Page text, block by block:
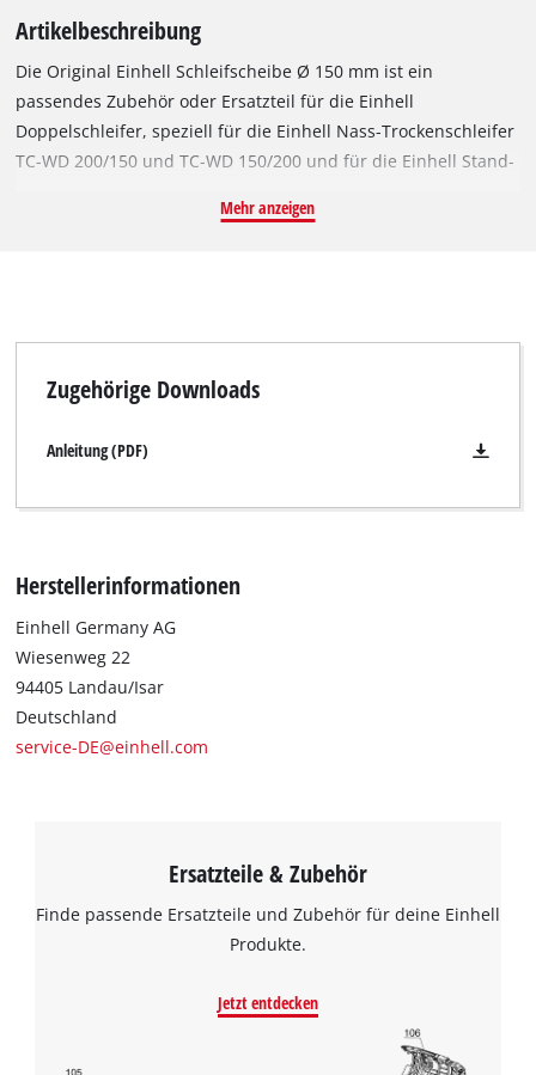
Artikelbeschreibung
Die Original Einhell Schleifscheibe Ø 150 mm ist ein
passendes Zubehör oder Ersatzteil für die Einhell
Doppelschleifer, speziell für die Einhell Nass-Trockenschleifer
TC-WD 200/150 und TC-WD 150/200 und für die Einhell Stand-
Durchmesser von Ø 150 mm und einer Breite von 20 mm ist
beim Bearbeiten von Metall oder Stahl. Die Schleifscheibe
Reduzierring für eine Aufnahme mit Ø 12,7 mm.
Mehr anzeigen
Zugehörige Downloads
Anleitung (PDF)
Herstellerinformationen
Einhell Germany AG
Wiesenweg 22
94405 Landau/Isar
Deutschland
service-DE@einhell.com
Ersatzteile & Zubehör
Finde passende Ersatzteile und Zubehör für deine Einhell
Produkte.
Jetzt entdecken